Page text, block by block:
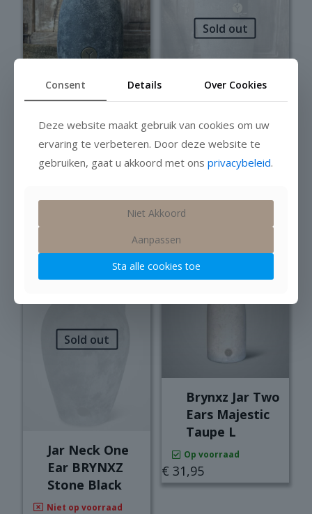
Brynxz Bottle
Best Stone
Black
14,95
Sold out
Brynxz Bottle
with Neck
Majestic
Niet op voorraad
Sold out
Jar Neck One
Ear BRYNXZ
Stone Black
Niet op voorraad
Brynxz Jar Two
Ears Majestic
Taupe L
Op voorraad
€ 31,95
Consent Details Over Cookies
Deze website maakt gebruik van cookies om uw
ervaring te verbeteren. Door deze website te
gebruiken, gaat u akkoord met ons privacybeleid.
Niet Akkoord
Aanpassen
Sta alle cookies toe